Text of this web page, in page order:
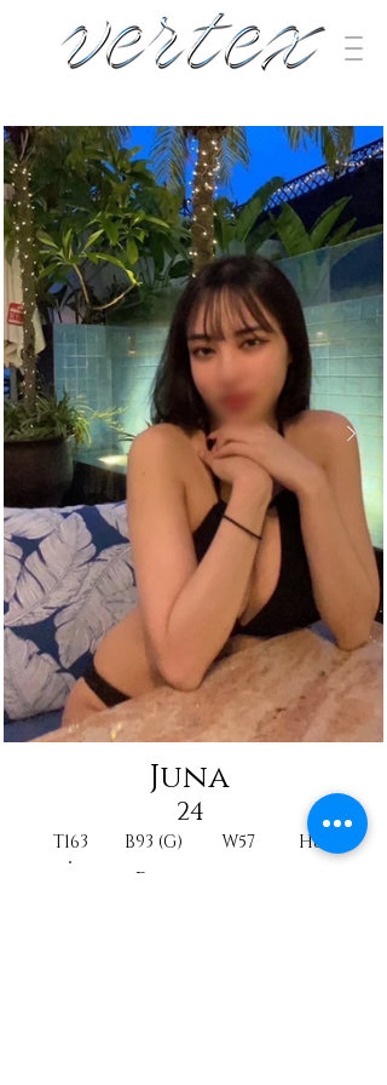
Juna
24
T163 B93 (G) W57 H88
Princesse